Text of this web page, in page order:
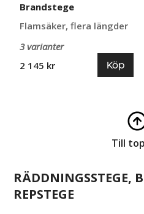
Brandstege
Flamsäker, flera längder
3 varianter
2 145 kr
Köp
Till
RÄDDNINGSSTEGE,
REPSTEGE